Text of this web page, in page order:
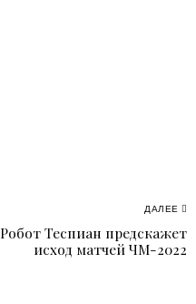
ДАЛЕЕ
Робот Теспиан предскажет
исход матчей ЧМ-2022